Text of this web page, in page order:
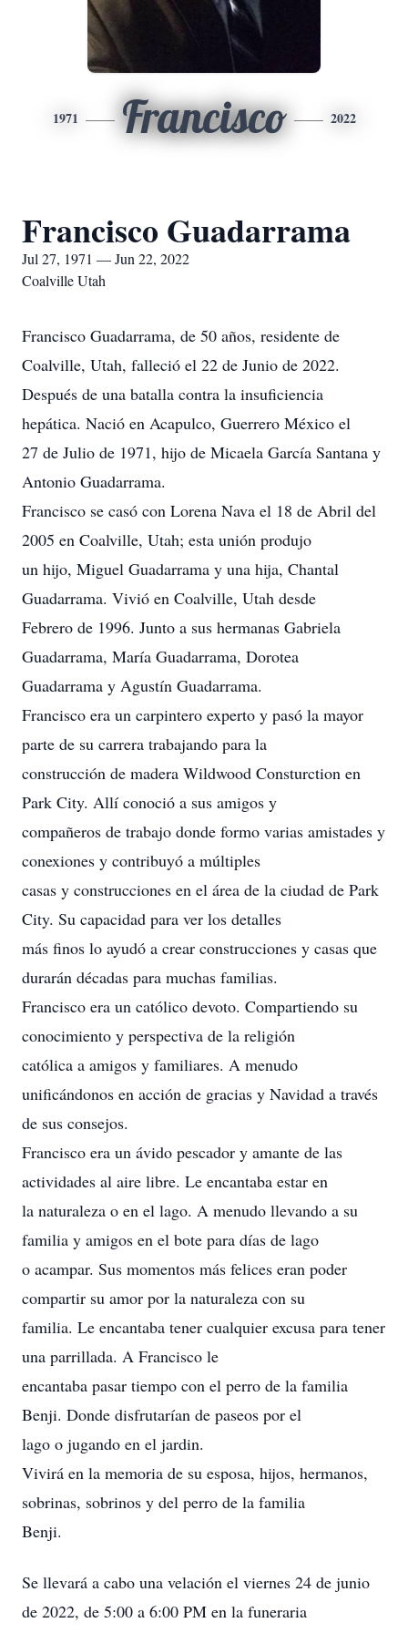
1971 Francisco 2022
Francisco Guadarrama
Jul 27, 1971 — Jun 22, 2022
Coalville Utah
Francisco Guadarrama, de 50 años, residente de
Coalville, Utah, falleció el 22 de Junio de 2022.
Después de una batalla contra la insuficiencia
hepática. Nació en Acapulco, Guerrero México el
27 de Julio de 1971, hijo de Micaela García Santana y
Antonio Guadarrama.
Francisco se casó con Lorena Nava el 18 de Abril del
2005 en Coalville, Utah; esta unión produjo
un hijo, Miguel Guadarrama y una hija, Chantal
Guadarrama. Vivió en Coalville, Utah desde
Febrero de 1996. Junto a sus hermanas Gabriela
Guadarrama, María Guadarrama, Dorotea
Guadarrama y Agustín Guadarrama.
Francisco era un carpintero experto y pasó la mayor
parte de su carrera trabajando para la
construcción de madera Wildwood Consturction en
Park City. Allí conoció a sus amigos y
compañeros de trabajo donde formo varias amistades y
conexiones y contribuyó a múltiples
casas y construcciones en el área de la ciudad de Park
City. Su capacidad para ver los detalles
más finos lo ayudó a crear construcciones y casas que
durarán décadas para muchas familias.
Francisco era un católico devoto. Compartiendo su
conocimiento y perspectiva de la religión
católica a amigos y familiares. A menudo
unificándonos en acción de gracias y Navidad a través
de sus consejos.
Francisco era un ávido pescador y amante de las
actividades al aire libre. Le encantaba estar en
la naturaleza o en el lago. A menudo llevando a su
familia y amigos en el bote para días de lago
o acampar. Sus momentos más felices eran poder
compartir su amor por la naturaleza con su
familia. Le encantaba tener cualquier excusa para tener
una parrillada. A Francisco le
encantaba pasar tiempo con el perro de la familia
Benji. Donde disfrutarían de paseos por el
lago o jugando en el jardin.
Vivirá en la memoria de su esposa, hijos, hermanos,
sobrinas, sobrinos y del perro de la familia
Benji.
Se llevará a cabo una velación el viernes 24 de junio
de 2022, de 5:00 a 6:00 PM en la funeraria